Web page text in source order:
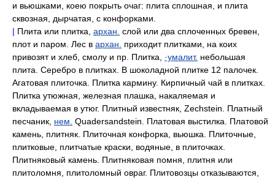
и вьюшками, коею покрыть очаг: плита сплошная, и плита
сквозная, дырчатая, с конфорками.
| Плита или плитка, архан. слой или два сплоченных бревен,
плот и паром. Лес в архан.
приходит плитками, на коих
привозят и хлеб, смолу и пр. Плитка, ·умалит. небольшая
плита. Серебро в плитках. В шоколадной плитке 12 палочек.
Агатовая плиточка. Плитка кармину. Кирпичный чай в плитках.
Плитка утюжная, железная плашка, накаляемая и
вкладываемая в утюг. Плитный известняк, Zechstein. Платный
песчаник, нем. Quadersandstein. Платовая выстилка. Платовой
камень, плитняк. Плиточная конфорка, вьюшка. Плиточные,
плитковые, плитчатые краски, водяные, в плиточках.
Плитняковый камень. Плитняковая помня, плитня или
плитоломня, плитоломный овраг. Плитовозцы отказываются,